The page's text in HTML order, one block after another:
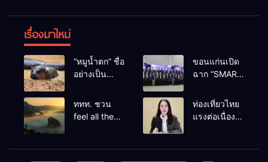
เรื่องมาใหม่
“หมูน้ำตก” ชื่อ
อย่างเป็น
แคระตัวใหม่
ร่วมกิจกรรม
ขอนแก่นเปิด
ฉาก “SMART
EXPO 2026”
ยิ่งใหญ่ หนุนผู้
ระดับ
ททท. ชวน
feel all the
ท่องเที่ยวไทย
แรงต่อเนื่อง!